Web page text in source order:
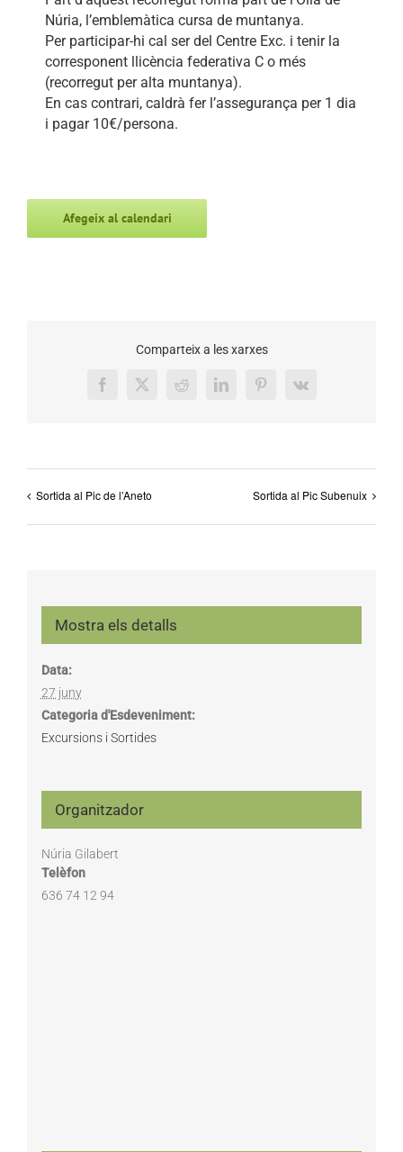
Núria, l’emblemàtica cursa de muntanya.
Per participar-hi cal ser del Centre Exc. i tenir la
corresponent llicència federativa C o més
(recorregut per alta muntanya).
En cas contrari, caldrà fer l’assegurança per 1 dia
i pagar 10€/persona.
Afegeix al calendari
Comparteix a les xarxes
Facebook
X RedditLinkedInPinterest
Vk
Sortida al Pic de l’Aneto Sortida al Pic Subenuix
Mostra els detalls
Data:
27 juny
Categoria d'Esdeveniment:
Excursions i Sortides
Organitzador
Núria Gilabert
Telèfon
636 74 12 94